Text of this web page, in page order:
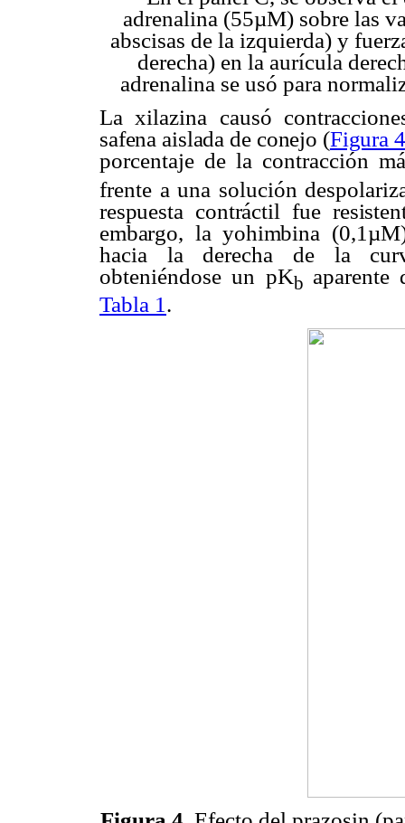
adrenalina (55µM) sobre las
abscisas de la izquierda) y
derecha) en la aurícula
adrenalina se usó para
La xilazina causó
safena aislada de conejo (Figura 4
porcentaje de la contracción
frente a una solución
respuesta contráctil fue
embargo, la yohimbina
hacia la derecha de la
obteniéndose un pKb
Tabla 1 .